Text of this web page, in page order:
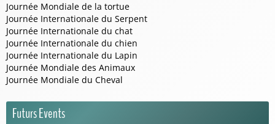
Journée Mondiale de la tortue
Journée Internationale du Serpent
Journée Internationale du chat
Journée Internationale du chien
Journée Internationale du Lapin
Journée Mondiale des Animaux
Journée Mondiale du Cheval
Futurs Events